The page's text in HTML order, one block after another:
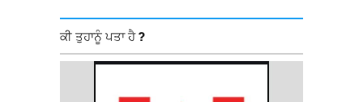
ਕੀ ਤੁਹਾਨੂੰ ਪਤਾ ਹੈ ?